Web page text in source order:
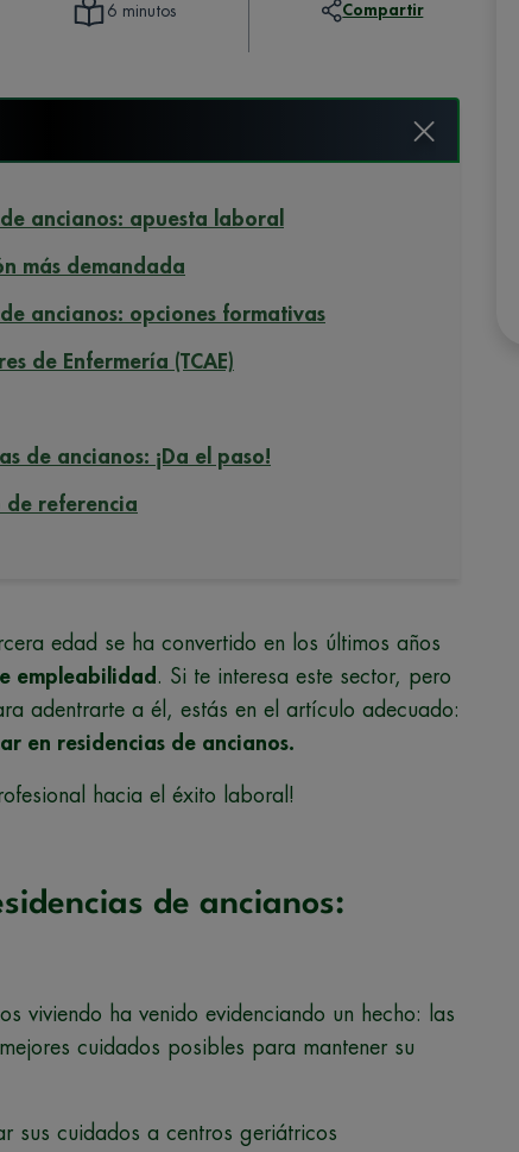
6 minutos Compartir
ancianos: apuesta laboral
más demandada
ancianos: opciones formativas
de Enfermería (TCAE)
de ancianos: ¡Da el paso!
de referencia
edad se ha convertido en los últimos años
empleabilidad . Si te interesa este sector, pero
adentrarte a él, estás en el artículo adecuado:
en residencias de ancianos.
hacia el éxito laboral!
de ancianos:
viviendo ha venido evidenciando un hecho: las
cuidados posibles para mantener su
sus cuidados a centros geriátricos